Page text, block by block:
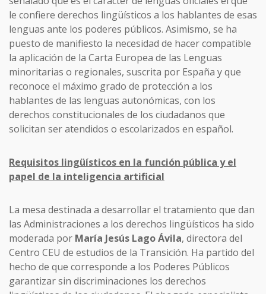
le confiere derechos lingüísticos a los hablantes de esas
lenguas ante los poderes públicos. Asimismo, se ha
puesto de manifiesto la necesidad de hacer compatible
la aplicación de la Carta Europea de las Lenguas
minoritarias o regionales, suscrita por España y que
reconoce el máximo grado de protección a los
hablantes de las lenguas autonómicas, con los
derechos constitucionales de los ciudadanos que
solicitan ser atendidos o escolarizados en español.
Requisitos lingüísticos en la función pública y el
papel de la inteligencia artificial
La mesa destinada a desarrollar el tratamiento que dan
las Administraciones a los derechos lingüísticos ha sido
moderada por María Jesús Lago Ávila, directora del
Centro CEU de estudios de la Transición. Ha partido del
hecho de que corresponde a los Poderes Públicos
garantizar sin discriminaciones los derechos